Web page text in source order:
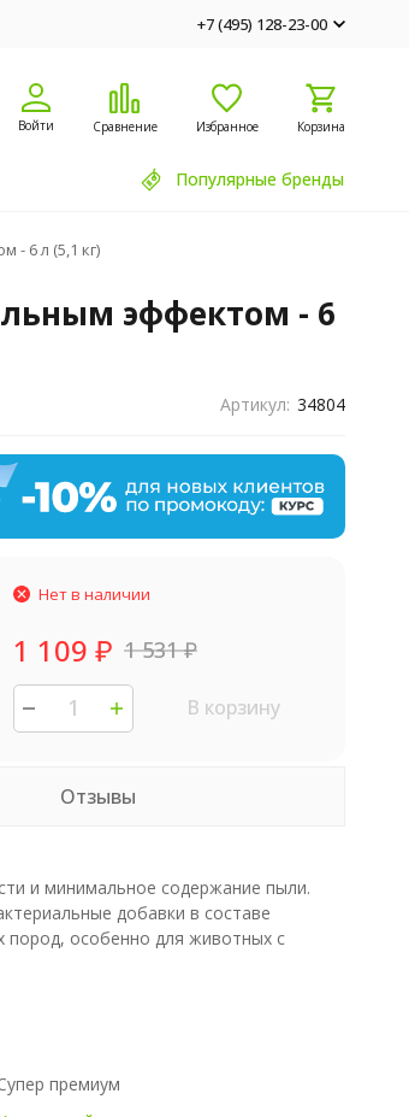
+7 (495) 128-23-00
Войти Сравнение Избранное Корзина
Популярные бренды
- 6 л (5,1 кг)
эффектом - 6
Артикул: 34804
Нет в наличии
1 109 ₽ 1 531₽
В корзину
Отзывы
и минимальное содержание пыли.
добавки в составе
особенно для животных с
премиум